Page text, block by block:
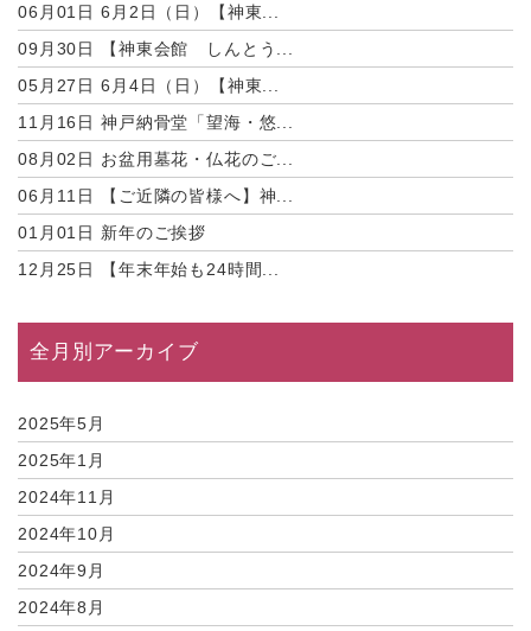
06月01日 6月2日（日）【神東...
09月30日
【神東会館 しんとう...
05月27日 6月4日（日）【神東...
11月16日 神戸納骨堂「望海・悠...
08月02日 お盆用墓花・仏花のご...
06月11日
【ご近隣の皆様へ】神...
01月01日 新年のご挨拶
12月25日
【年末年始も24時間...
全月別アーカイブ
2025年5月
2025年1月
2024年11月
2024年10月
2024年9月
2024年8月